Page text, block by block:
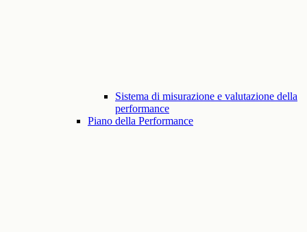
Sistema di misurazione e valutazione della
performance
Piano della Performance